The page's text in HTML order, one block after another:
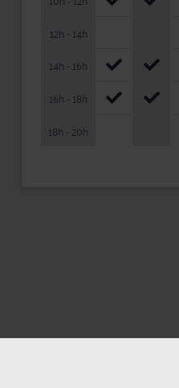
12h - 14h
14h - 16h
16h - 18h
18h - 20h